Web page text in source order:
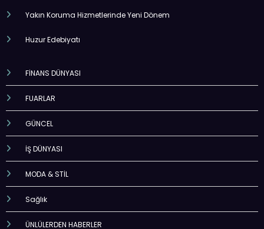
Yakın Koruma Hizmetlerinde Yeni Dönem
Huzur Edebiyatı
FİNANS DÜNYASI
FUARLAR
GÜNCEL
İŞ DÜNYASI
MODA & STİL
Sağlık
ÜNLÜLERDEN HABERLER